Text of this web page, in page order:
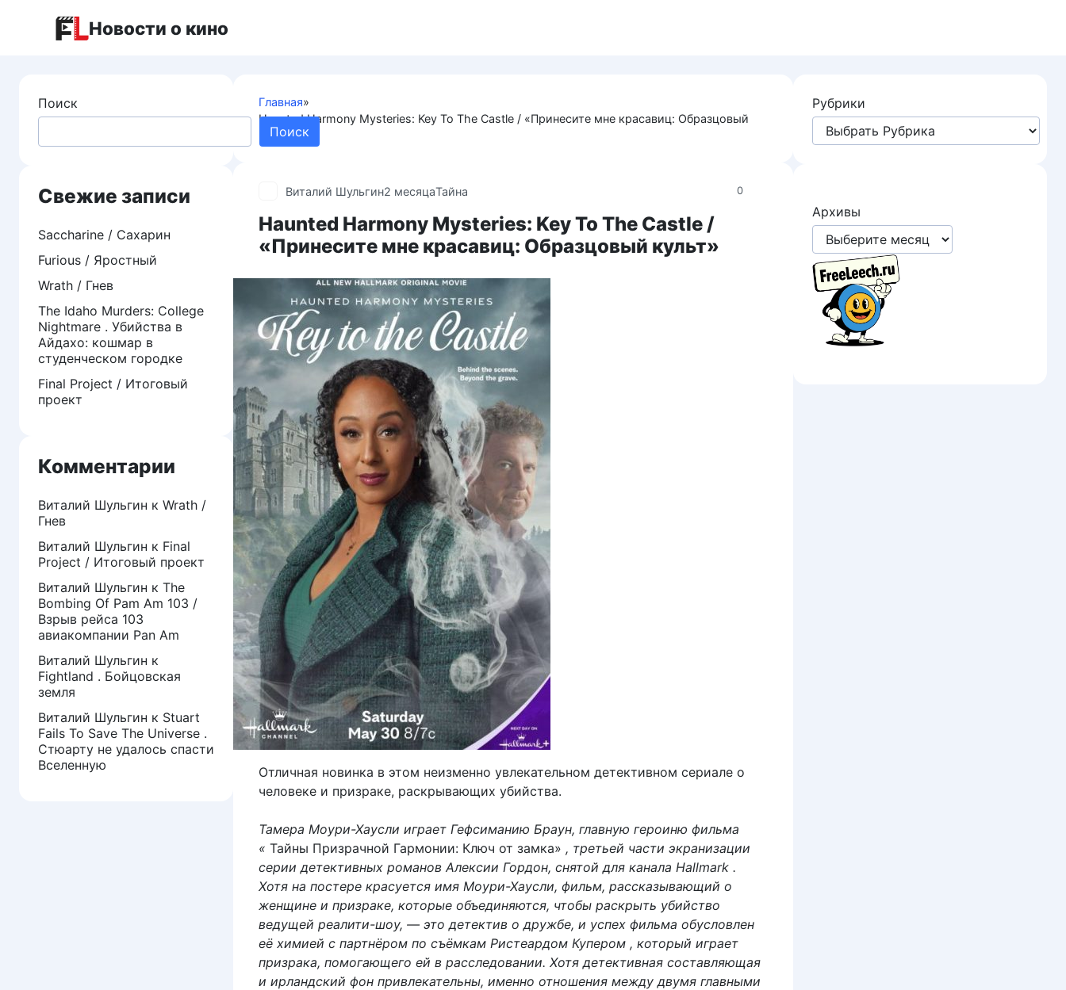
Новости о кино
Главная»
Haunted Harmony Mysteries: Key To The Castle / «Принесите мне красавиц: Образцовый
культ»
0
Виталий Шульгин2 месяцаТайна
Haunted Harmony Mysteries: Key To The Castle /
«Принесите мне красавиц: Образцовый культ»
Отличная новинка в этом неизменно увлекательном детективном сериале о
человеке и призраке, раскрывающих убийства.
Тамера Моури-Хаусли играет Гефсиманию Браун, главную героиню фильма
« Тайны Призрачной Гармонии: Ключ от замка» , третьей части экранизации
серии детективных романов Алексии Гордон, снятой для канала Hallmark .
Хотя на постере красуется имя Моури-Хаусли, фильм, рассказывающий о
женщине и призраке, которые объединяются, чтобы раскрыть убийство
ведущей реалити-шоу, — это детектив о дружбе, и успех фильма обусловлен
её химией с партнёром по съёмкам Ристеардом Купером , который играет
призрака, помогающего ей в расследовании. Хотя детективная составляющая
и ирландский фон привлекательны, именно отношения между двумя главными
Поиск
Поиск
Свежие записи
Saccharine / Сахарин
Furious / Яростный
Wrath / Гнев
The Idaho Murders: College
Nightmare . Убийства в
Айдахо: кошмар в
студенческом городке
Final Project / Итоговый
проект
Комментарии
Виталий Шульгин к Wrath /
Гнев
Виталий Шульгин к Final
Project / Итоговый проект
Виталий Шульгин к The
Bombing Of Pam Am 103 /
Взрыв рейса 103
авиакомпании Pan Am
Виталий Шульгин к
Fightland . Бойцовская
земля
Виталий Шульгин к Stuart
Fails To Save The Universe .
Стюарту не удалось спасти
Вселенную
Рубрики
Архивы